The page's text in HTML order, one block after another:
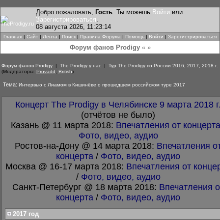
Добро пожаловать, Гость. Ты можешь Войти или
Зарегистрироваться.
08 августа 2026, 11:23:14
Главная | Сайт | Лента | Поиск | Правила Форума | Помощь | Войти | Зарегистрироваться
Форум фанов Prodigy« »
Форум фанов Prodigy | The Prodigy у нас | Тур The Prodigy по России 2016, 2017, 2018 г.
(Модераторы: Provadd British)
Тема: Интервью с Лиамом в Кишинёве о прошедшем российском туре 2017
Концерт The Prodigy в Челябинске 9 марта 2018
(отчётов не было)
Казань @ 11 марта 2018: Впечатления от концерта
Фото, видео, аудио
Ростов-на-Дону @ 14 марта 2018: Впечатления
концерта / Фото, видео, аудио
Москва @ 16-17 марта 2018: Впечатления от
/ Фото, видео, аудио
Санкт-Петербург @ 18 марта 2018: Впечатления
концерта / Фото, видео, аудио
2017 год